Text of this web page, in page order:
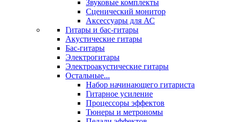
Звуковые комплекты
Сценический монитор
Аксессуары для АС
Гитары и бас-гитары
Акустические гитары
Бас-гитары
Электрогитары
Электроакустические гитары
Остальные...
Набор начинающего гитариста
Гитарное усиление
Процессоры эффектов
Тюнеры и метрономы